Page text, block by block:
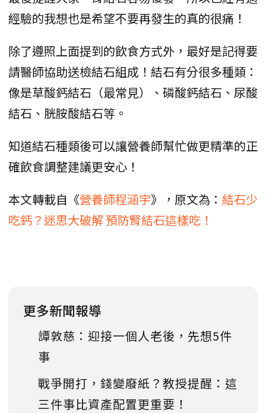
經驗的我想也是希望不要再發生的真的很痛！
除了遵照上面提到的飲食方式外，最好是記得要
請醫師協助送檢結石組成！結石有分很多種類：
像是草酸鈣結石（最常見）、磷酸鈣結石、尿酸
結石、胱胺酸結石等。
知道結石種類後可以讓營養師幫忙做更精準的正
確飲食調整建議更安心！
本文轉載自《營養師程涵宇》，原文為： 結石少
吃鈣？迷思大破解 預防腎結石這樣吃！
更多新聞報導
譚敦慈：迎接一個人老後，先想5件
事
戰爭開打，錢變廢紙？教授提醒：這
三件事比資產配置更重要！